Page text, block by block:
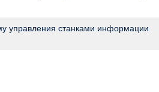
управления станками информации